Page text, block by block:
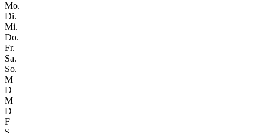
Mo.
Di.
Mi.
Do.
Fr.
Sa.
So.
M
D
M
D
F